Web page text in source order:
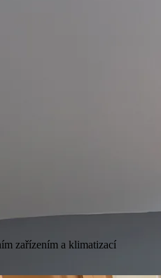
zařízením a klimatizací